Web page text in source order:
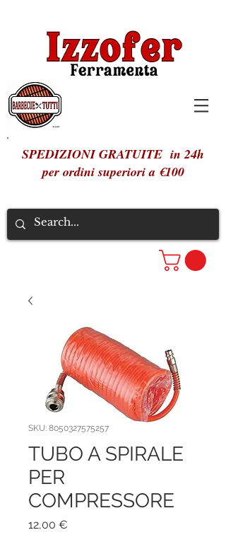
SPEDIZIONI GRATUITE in 24h
per ordini superiori a €100
SKU: 8050327575257
TUBO A SPIRALE
PER
COMPRESSORE
12,00 €